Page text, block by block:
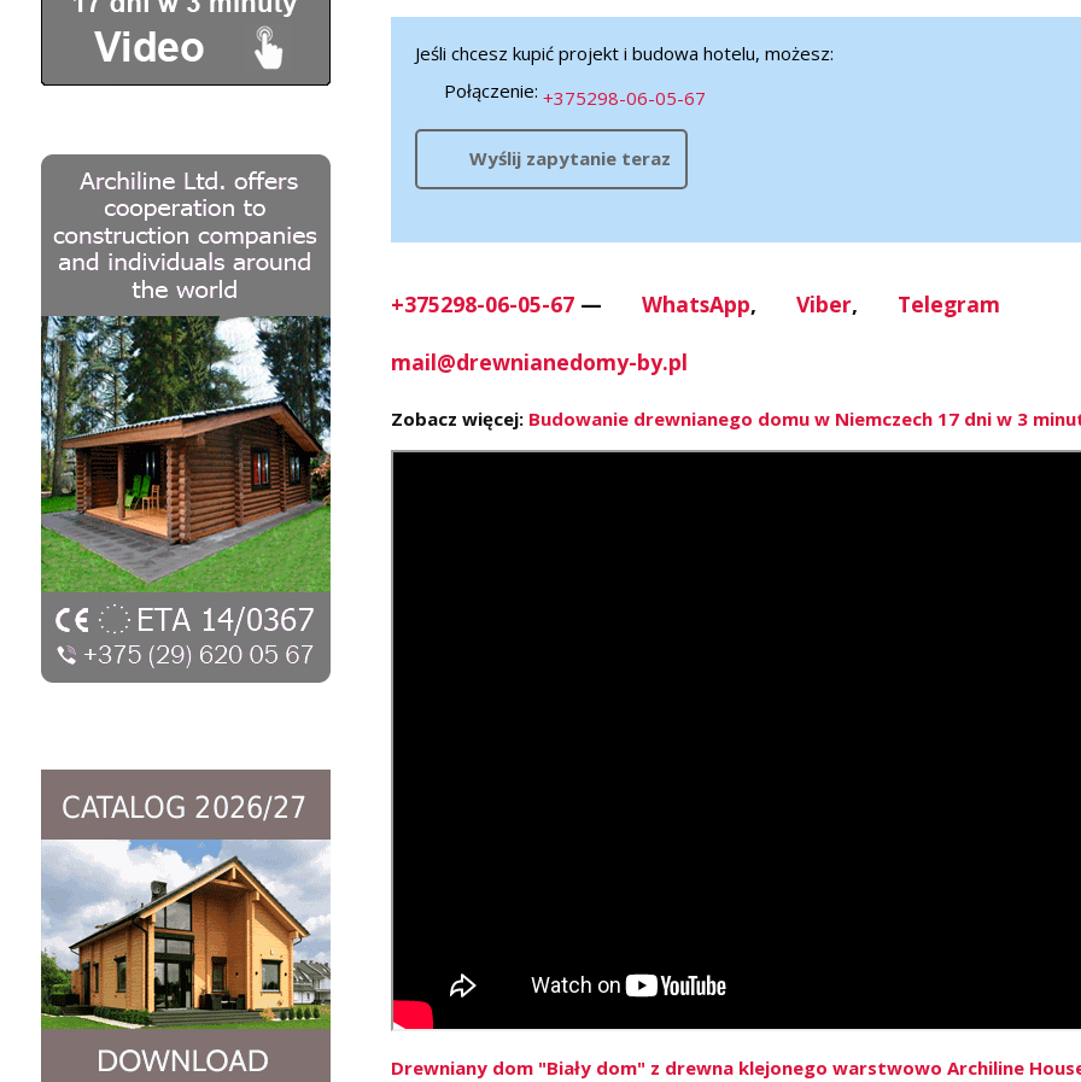
Jeśli chcesz kupić projekt i budowa hotelu, możesz:
Połączenie: +375298-06-05-67
Wyślij zapytanie teraz
+375298-06-05-67 — WhatsApp, Viber, Telegram
mail@drewnianedomy-by.pl
Zobacz więcej: Budowanie drewnianego domu w Niemczech 17 dni w 3
Drewniany dom "Biały dom" z drewna klejonego warstwowo Archiline